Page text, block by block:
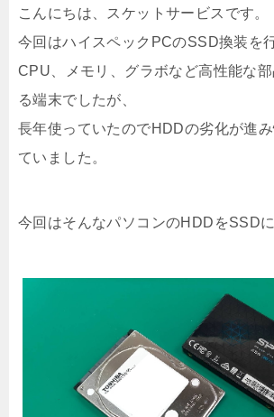
こんにちは、スケットサービスです。
今回はハイスペックPCのSSD換装を
CPU、メモリ、グラボなど高性能な
る端末でしたが、
長年使っていたのでHDDの劣化が進
ていました。
今回はそんなパソコンのHDDをSSDに